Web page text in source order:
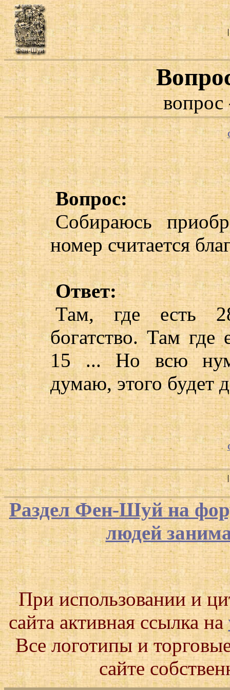
Вопрос:
Собираюсь
номер считается
Ответ:
Там, где есть
богатство. Там где
15 ... Но всю
думаю, этого будет
Раздел Фен-Шуй на
людей
При использовании и
сайта активная ссылка на
Все логотипы и
сайте